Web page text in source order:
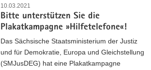
10.03.2021
Bitte unterstützen Sie die
Plakatkampagne »Hilfetelefone«!
Das Sächsische Staatsministerium der Justiz
und für Demokratie, Europa und Gleichstellung
(SMJusDEG) hat eine Plakatkampagne